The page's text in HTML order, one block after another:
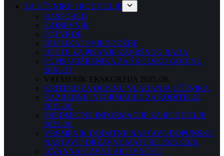
ZA UČENIKE I RODITELJE
RASPORED
E-DNEVNIK
POTVRDE
DUPLIKAT SVJEDODŽBE
UPUTE ZA PISANJE ZAVRŠNOG RADA
POPIS UDŽBENIKA ZA ŠKOLSKU GODINU
2026./27.
VREMENIK EKSKURZIJA 2025./26.
KRITERIJ ZA OCJENU VLADANJA UČENIKA
RAZREDNE INFORMACIJE ZA RODITELJE
2025./26.
PREDMETNE INFORMACIJE ZA RODITELJE
2025./26.
VREMENIK DODATNE NASTAVE/DOPUNSKE
NASTAVE/ DRŽAVNE MATURE 2025./2026.
IZVANNASTAVNE AKTIVNOSTI